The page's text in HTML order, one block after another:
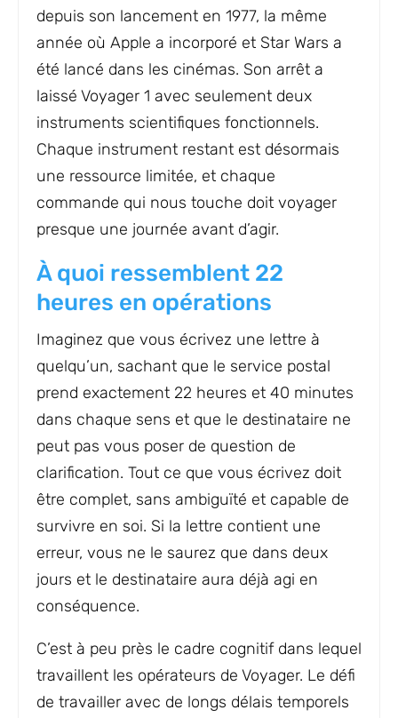
depuis son lancement en 1977, la même
année où Apple a incorporé et Star Wars a
été lancé dans les cinémas. Son arrêt a
laissé Voyager 1 avec seulement deux
instruments scientifiques fonctionnels.
Chaque instrument restant est désormais
une ressource limitée, et chaque
commande qui nous touche doit voyager
presque une journée avant d’agir.
À quoi ressemblent 22
heures en opérations
Imaginez que vous écrivez une lettre à
quelqu’un, sachant que le service postal
prend exactement 22 heures et 40 minutes
dans chaque sens et que le destinataire ne
peut pas vous poser de question de
clarification. Tout ce que vous écrivez doit
être complet, sans ambiguïté et capable de
survivre en soi. Si la lettre contient une
erreur, vous ne le saurez que dans deux
jours et le destinataire aura déjà agi en
conséquence.
C’est à peu près le cadre cognitif dans lequel
travaillent les opérateurs de Voyager. Le défi
de travailler avec de longs délais temporels